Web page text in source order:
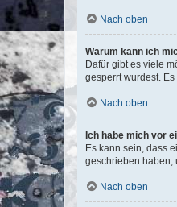
Nach oben
Warum kann ich
Dafür gibt es viele
gesperrt wurdest.
Nach oben
Ich habe mich vor
Es kann sein, dass
geschrieben haben,
Nach oben